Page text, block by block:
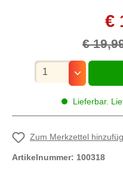
€
€
Lieferbar.
Mengenauswahl
Zum Merkzettel
Artikelnummer: 100318